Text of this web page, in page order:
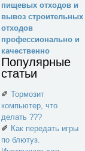
пищевых отходов и
вывоз строительных
отходов
профессионально и
качественно
Популярные
статьи
✐ Тормозит
компьютер, что
делать ???
✐ Как передать игры
по блютуз.